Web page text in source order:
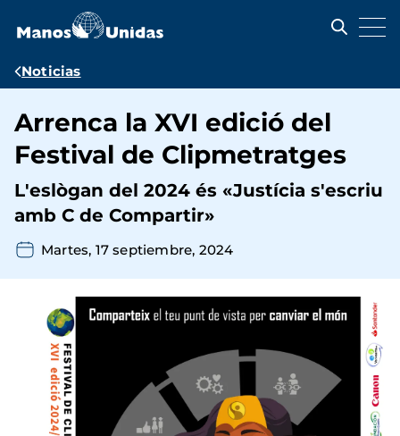
contenido
Ruta
navegación
Noticias
Arrenca la XVI edició del
Festival de Clipmetratges
L'eslògan del 2024 és «Justícia s'escriu
amb C de Compartir»
Martes, 17 septiembre, 2024